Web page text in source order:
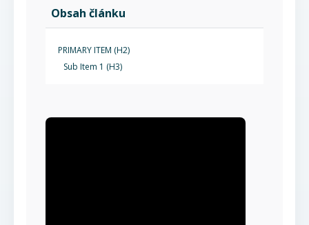
Obsah článku
PRIMARY ITEM (H2)
Sub Item 1 (H3)